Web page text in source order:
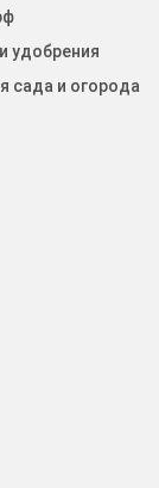
удобрения
сада и огорода